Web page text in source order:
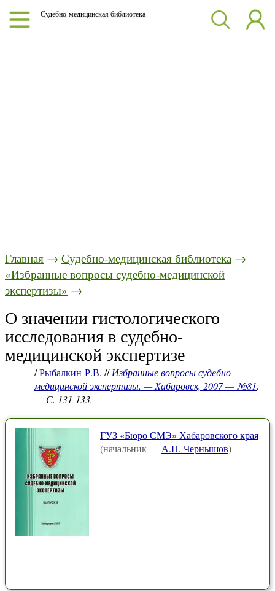
Судебно-медицинская библиотека
Главная → Судебно-медицинская библиотека →
«Избранные вопросы судебно-медицинской
экспертизы» →
О значении гистологического
исследования в судебно-
медицинской экспертизе
/Рыбалкин Р.В. //Избранные вопросы судебно-
медицинской экспертизы. — Хабаровск, 2007 — №81.
— С. 131-133.
ГУЗ «Бюро СМЭ» Хабаровского края
(начальник — А.П. Чернышов)